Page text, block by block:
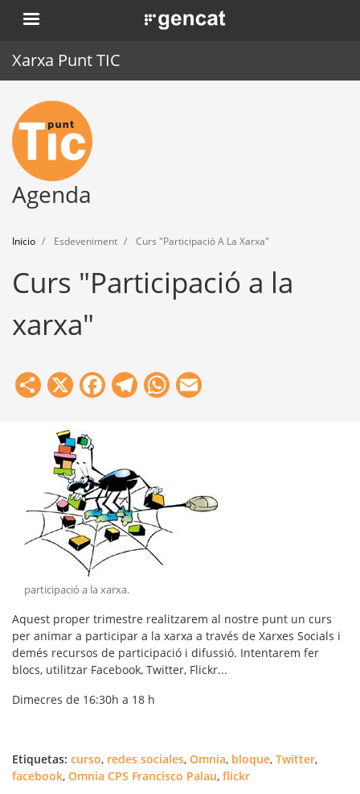
Pasar
al
. Obre en una nova finestra.
Xarxa Punt TIC
Inicio
Punt TIC
Actualidad
Herramientas
Agenda
Inicio Esdeveniment Curs "Participació A La Xarxa"
Curs "Participació a la
xarxa"
Share
X Facebook
Telegram
WhatsApp
participació a la xarxa.
Aquest proper trimestre realitzarem al nostre punt un curs
per animar a participar a la xarxa a través de Xarxes Socials i
demés recursos de participació i difussió. Intentarem fer
blocs, utilitzar Facebook, Twitter, Flickr...
Dimecres de 16:30h a 18 h
Etiquetas: curso, redes sociales, Omnia, bloque, Twitter,
facebook, Omnia CPS Francisco Palau, flickr